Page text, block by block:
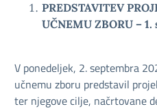
PREDSTAVITEV
UČNEMU ZBORU –
V ponedeljek, 2. septembra
učnemu zboru predstavil
ter njegove cilje, načrtovane